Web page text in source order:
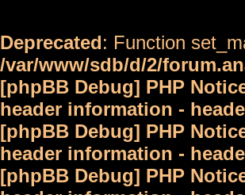
Deprecated: Function
/var/www/sdb/d/2/
[phpBB Debug] PHP
header information -
[phpBB Debug] PHP
header information -
[phpBB Debug] PHP